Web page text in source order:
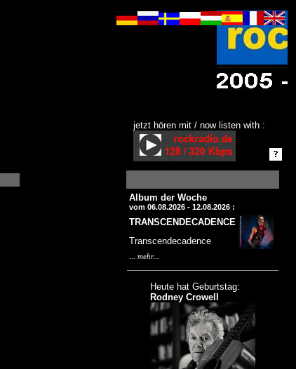
jetzt hören mit / now listen with :
Album der Woche
vom 06.08.2026 - 12.08.2026 :
TRANSCENDECADENCE
Transcendecadence
mehr...
Heute hat Geburtstag:
Rodney Crowell